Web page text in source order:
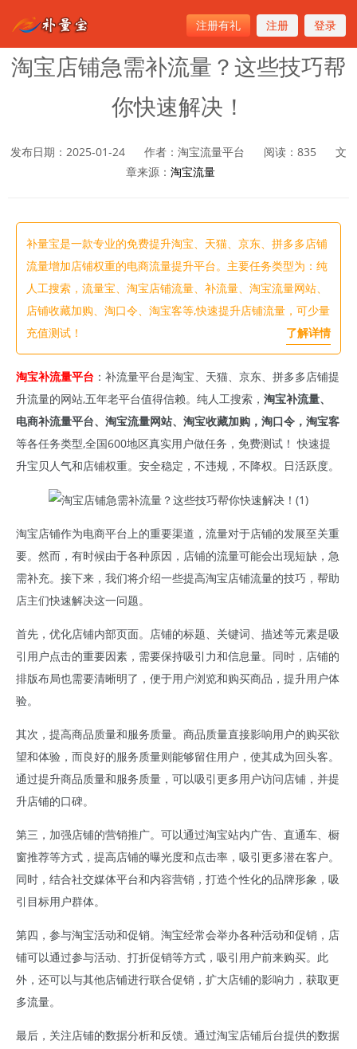
注册有礼 注册 登录
首页>淘宝流量
淘宝店铺急需补流量？这些技巧帮
你快速解决！
发布日期：2025-01-24 作者：淘宝流量平台 阅读： 835
文
章来源： 淘宝流量
补量宝是一款专业的免费提升淘宝、天猫、京东、拼多多店铺
流量增加店铺权重的电商流量提升平台。主要任务类型为：纯
人工搜索，流量宝、淘宝店铺流量、补流量、淘宝流量网站、
店铺收藏加购、淘口令、淘宝客等,快速提升店铺流量，可少量
充值测试！
了解详情
淘宝补流量平台 ：补流量平台是淘宝、天猫、京东、拼多多店铺提
升流量的网站,五年老平台值得信赖。纯人工搜索， 淘宝补流量、
电商补流量平台、淘宝流量网站、淘宝收藏加购，淘口令，淘宝客
等各任务类型,全国600地区真实用户做任务，免费测试！ 快速提
升宝贝人气和店铺权重。安全稳定，不违规，不降权。日活跃度。
淘宝店铺作为电商平台上的重要渠道，流量对于店铺的发展至关重
要。然而，有时候由于各种原因，店铺的流量可能会出现短缺，急
需补充。接下来，我们将介绍一些提高淘宝店铺流量的技巧，帮助
店主们快速解决这一问题。
首先，优化店铺内部页面。店铺的标题、关键词、描述等元素是吸
引用户点击的重要因素，需要保持吸引力和信息量。同时，店铺的
排版布局也需要清晰明了，便于用户浏览和购买商品，提升用户体
验。
其次，提高商品质量和服务质量。商品质量直接影响用户的购买欲
望和体验，而良好的服务质量则能够留住用户，使其成为回头客。
通过提升商品质量和服务质量，可以吸引更多用户访问店铺，并提
升店铺的口碑。
第三，加强店铺的营销推广。可以通过淘宝站内广告、直通车、橱
窗推荐等方式，提高店铺的曝光度和点击率，吸引更多潜在客户。
同时，结合社交媒体平台和内容营销，打造个性化的品牌形象，吸
引目标用户群体。
第四，参与淘宝活动和促销。淘宝经常会举办各种活动和促销，店
铺可以通过参与活动、打折促销等方式，吸引用户前来购买。此
外，还可以与其他店铺进行联合促销，扩大店铺的影响力，获取更
多流量。
最后，关注店铺的数据分析和反馈。通过淘宝店铺后台提供的数据